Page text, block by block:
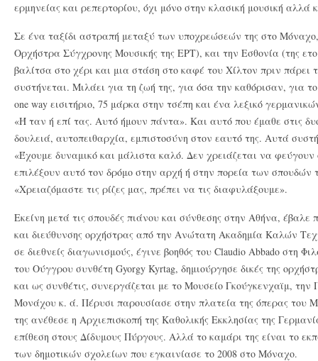
ερμηνείας και ρεπερτορίου, όχι μόνο στην κλασική μουσική αλλά
Σε ένα ταξίδι αστραπή μεταξύ των υποχρεώσεών της στο
Ορχήστρα Σύγχρονης Μουσικής της ΕΡΤ), και την Εσθονία (της
βαλίτσα στο χέρι και μια στάση στο καφέ του Χίλτον πριν πάρει
συστήνεται. Μιλάει για τη ζωή της, για όσα την καθόρισαν, για
one way εισιτήριο, 75 μάρκα στην τσέπη και ένα λεξικό
«Ή ταν ή επί τας. Αυτό ήμουν πάντα». Και αυτό που έμαθε στις
δουλειά, αυτοπειθαρχία, εμπιστοσύνη στον εαυτό της. Αυτά
«Έχουμε δυναμικό και μάλιστα καλό. Δεν χρειάζεται να
επιλέξουν αυτό τον δρόμο στην αρχή ή στην πορεία των σπουδών
«Χρειαζόμαστε τις ρίζες μας, πρέπει να τις διαφυλάξουμε».
Εκείνη μετά τις σπουδές πιάνου και σύνθεσης στην Αθήνα,
και διεύθυνσης ορχήστρας από την Ανώτατη Ακαδημία Καλών
σε διεθνείς διαγωνισμούς, έγινε βοηθός του Claudio Abbado στη
του Ούγγρου συνθέτη Gyorgy Kyrtag, δημιούργησε δικές της
και ως συνθέτις, συνεργάζεται με το Μουσείο Γκούγκενχαϊμ,
Μονάχου κ. ά. Πέρυσι παρουσίασε στην πλατεία της όπερας του
της ανέθεσε η Αρχιεπισκοπή της Καθολικής Εκκλησίας της
επίθεση στους Δίδυμους Πύργους. Αλλά το καμάρι της είναι το
των δημοτικών σχολείων που εγκαινίασε το 2008 στο Μόναχο.